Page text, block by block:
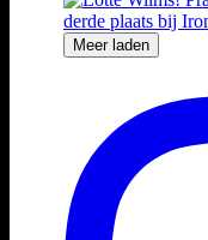
Meer laden